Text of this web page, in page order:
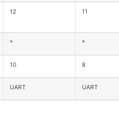
12 11
* *
10 8
UART UART